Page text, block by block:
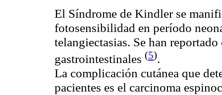
El Síndrome de Kindlerse
fotosensibilidad en período
telangiectasias. Se han
gastrointestinales (5).
La complicación cutánea que
pacientes es el carcinoma